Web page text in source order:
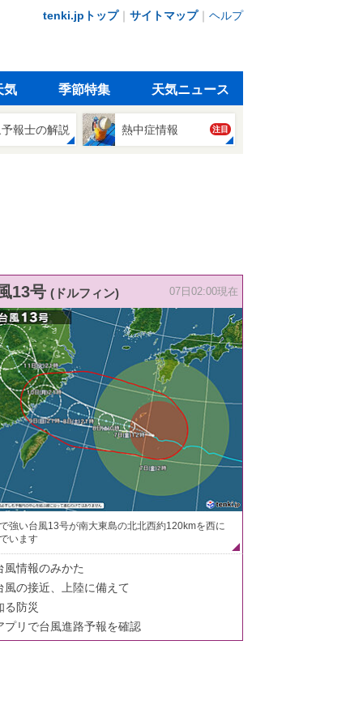
tenki.jpトップ｜ サイトマップ｜ ヘルプ
気 季節特集 天気ニュース
報士の解説 熱中症情報 注目
13号 (ドルフィン) 07日02:00現在
強い台風13号が南大東島の北北西約120kmを西に
います
風情報のみかた
風の接近、上陸に備えて
る防災
プリで台風進路予報を確認